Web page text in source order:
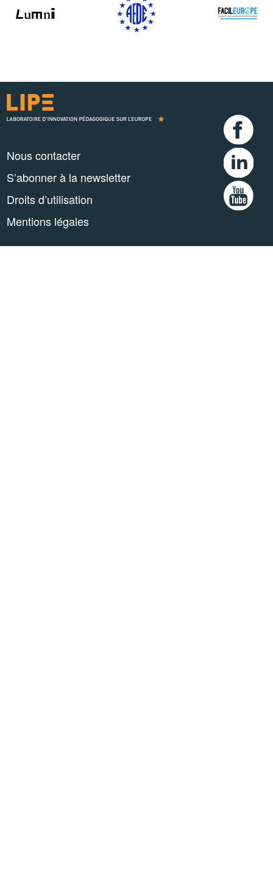
Nous contacter
S’abonner à la newsletter
Droits d’utilisation
Mentions légales